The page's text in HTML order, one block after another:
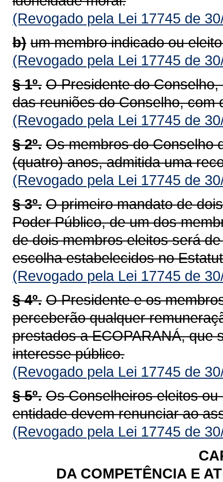
(Revogado pela Lei 17745 de
b) um membro indicado ou
(Revogado pela Lei 17745 de
§ 1º. O Presidente do
das reuniões do Conselho, com
(Revogado pela Lei 17745 de
§ 2º. Os membros do Conselho
(quatro) anos, admitida uma
(Revogado pela Lei 17745 de
§ 3º. O primeiro mandato de
Poder Público, de um dos
de dois membros eleitos será
escolha estabelecidos no
(Revogado pela Lei 17745 de
§ 4º. O Presidente e os
perceberão qualquer
prestados a ECOPARANÁ, que
interesse público.
(Revogado pela Lei 17745 de
§ 5º. Os Conselheiros eleitos
entidade devem renunciar ao
(Revogado pela Lei 17745 de
DA COMPETÊNCIA E